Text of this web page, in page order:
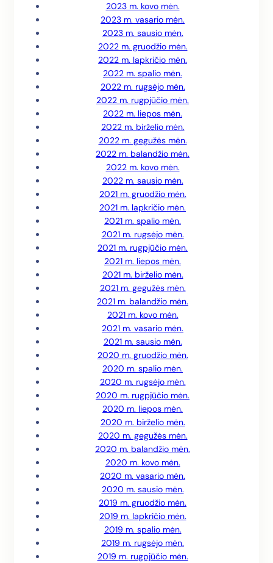
2023 m. kovo mėn.
2023 m. vasario mėn.
2023 m. sausio mėn.
2022 m. gruodžio mėn.
2022 m. lapkričio mėn.
2022 m. spalio mėn.
2022 m. rugsėjo mėn.
2022 m. rugpjūčio mėn.
2022 m. liepos mėn.
2022 m. birželio mėn.
2022 m. gegužės mėn.
2022 m. balandžio mėn.
2022 m. kovo mėn.
2022 m. sausio mėn.
2021 m. gruodžio mėn.
2021 m. lapkričio mėn.
2021 m. spalio mėn.
2021 m. rugsėjo mėn.
2021 m. rugpjūčio mėn.
2021 m. liepos mėn.
2021 m. birželio mėn.
2021 m. gegužės mėn.
2021 m. balandžio mėn.
2021 m. kovo mėn.
2021 m. vasario mėn.
2021 m. sausio mėn.
2020 m. gruodžio mėn.
2020 m. spalio mėn.
2020 m. rugsėjo mėn.
2020 m. rugpjūčio mėn.
2020 m. liepos mėn.
2020 m. birželio mėn.
2020 m. gegužės mėn.
2020 m. balandžio mėn.
2020 m. kovo mėn.
2020 m. vasario mėn.
2020 m. sausio mėn.
2019 m. gruodžio mėn.
2019 m. lapkričio mėn.
2019 m. spalio mėn.
2019 m. rugsėjo mėn.
2019 m. rugpjūčio mėn.